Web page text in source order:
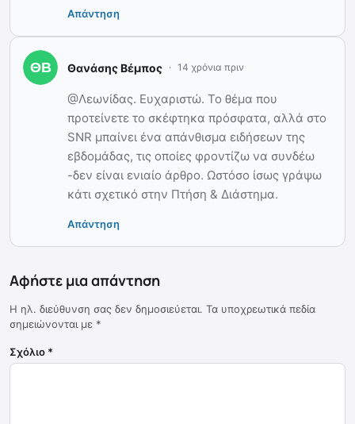
Απάντηση
Θανάσης Βέμπος 14 χρόνια πριν
@Λεωνίδας. Ευχαριστώ. Το θέμα που
προτείνετε το σκέφτηκα πρόσφατα, αλλά στο
SNR μπαίνει ένα απάνθισμα ειδήσεων της
εβδομάδας, τις οποίες φροντίζω να συνδέω
-δεν είναι ενιαίο άρθρο. Ωστόσο ίσως γράψω
κάτι σχετικό στην Πτήση & Διάστημα.
Απάντηση
Αφήστε μια απάντηση
Η ηλ. διεύθυνση σας δεν δημοσιεύεται. Τα υποχρεωτικά πεδία
σημειώνονται με *
Σχόλιο *